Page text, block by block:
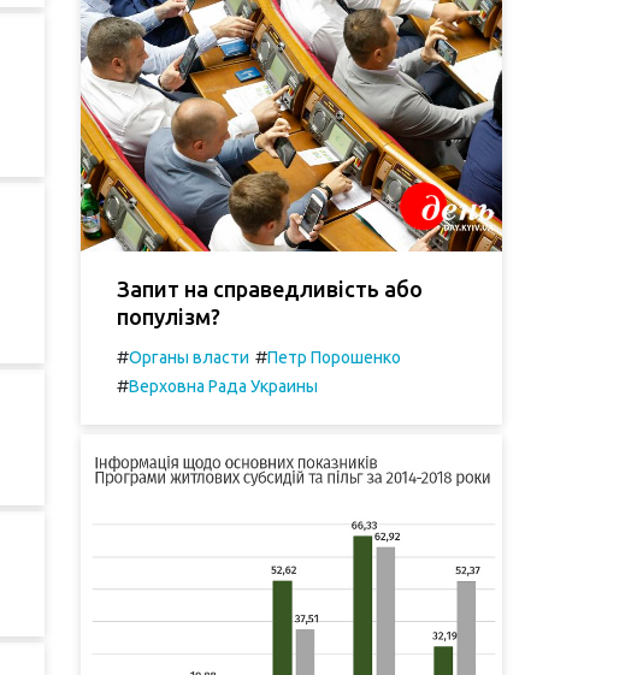
Запит на справедливість або
популізм?
#Органы власти #Петр Порошенко
#Верховна Рада Украины